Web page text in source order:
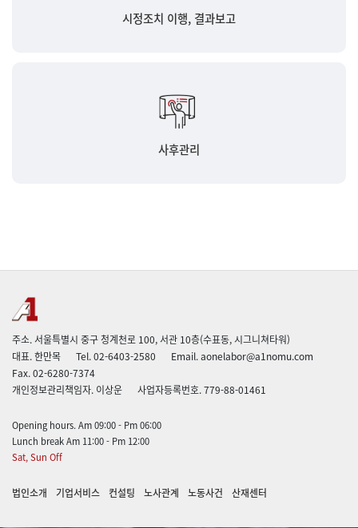
시정조치 이행, 결과보고
사후관리
주소. 서울특별시 중구 청계천로 100, 서관 10층(수표동, 시그니쳐타워)
대표. 한만목
Tel. 02-6403-2580
Email. aonelabor@a1nomu.com
Fax. 02-6280-7374
개인정보관리책임자. 이상운
사업자등록번호. 779-88-01461
Opening hours. Am 09:00 - Pm 06:00
Lunch break Am 11:00 - Pm 12:00
Sat, Sun Off
법인소개 기업서비스 컨설팅 노사관계 노동사건 산재센터